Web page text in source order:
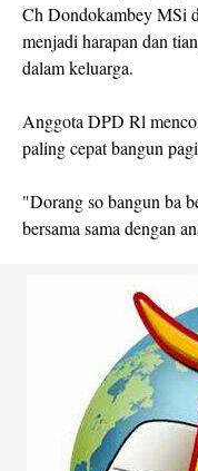
Ch Dondokambey MSi
menjadi harapan dan
dalam keluarga.
Anggota DPD Rl
paling cepat bangun
"Dorang so bangun ba
bersama sama dengan